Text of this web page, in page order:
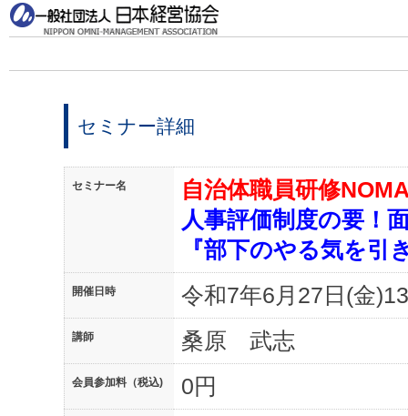
セミナー詳細
セミナー名
自治体職員研修
人事評価制度の要！
『部下のやる気を引
開催日時 令和7年6月27日(金
講師 桑原 武志
会員参加料（税込) 0円